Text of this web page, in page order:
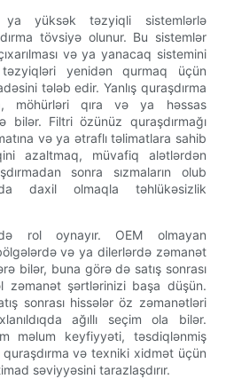
yüksək təzyiqli sistemlərlə
tövsiyə olunur. Bu sistemlər
və ya yanacaq sistemini
yenidən qurmaq üçün
tələb edir. Yanlış quraşdırma
möhürləri qıra və ya həssas
bilər. Filtri özünüz quraşdırmağı
və ya ətraflı təlimatlara sahib
azaltmaq, müvafiq alətlərdən
sonra sızmaların olub
da daxil olmaqla təhlükəsizlik
rol oynayır. OEM olmayan
və ya dilerlərdə zəmanət
bilər, buna görə də satış sonrası
zəmanət şərtlərinizi başa düşün.
sonrası hissələr öz zəmanətləri
ağıllı seçim ola bilər.
məlum keyfiyyəti, təsdiqlənmiş
və texniki xidmət üçün
səviyyəsini tarazlaşdırır.